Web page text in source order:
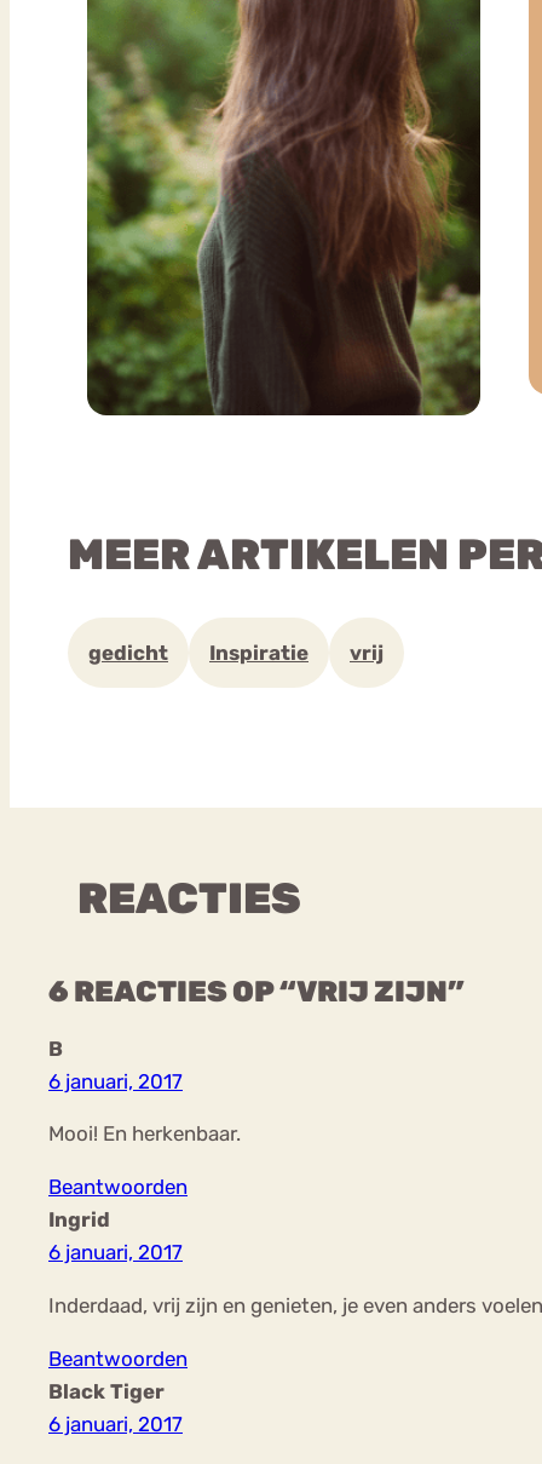
MEER ARTIKELEN
gedicht Inspiratie vrij
REACTIES
6 REACTIES OP “VRIJ ZIJN”
B
6 januari, 2017
Mooi! En herkenbaar.
Beantwoorden
Ingrid
6 januari, 2017
Inderdaad, vrij zijn en genieten, je even anders
Beantwoorden
Black Tiger
6 januari, 2017